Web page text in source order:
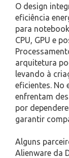
O design
eficiência
para
CPU, GPU e
arquitetura
levando à
eficientes. No
enfrentam
por
garantir
Alguns
Alienware da